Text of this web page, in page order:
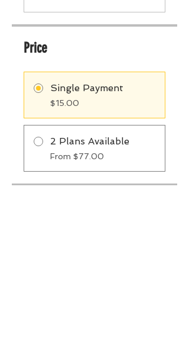
Price
Single Payment
$15.00
2 Plans Available
From $77.00